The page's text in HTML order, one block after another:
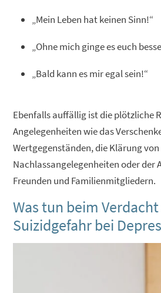
„Mein Leben hat keinen Sinn!“
„Ohne mich ginge es euch
„Bald kann es mir egal sein!“
Ebenfalls auffällig ist die plötzliche
Angelegenheiten wie das
Wertgegenständen, die Klärung von
Nachlassangelegenheiten oder der
Freunden und Familienmitgliedern.
Was tun beim
Suizidgefahr bei